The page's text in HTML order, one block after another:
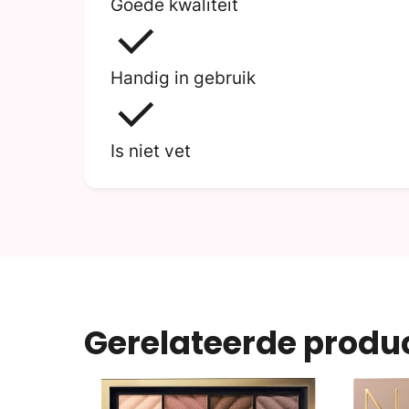
Goede kwaliteit
Handig in gebruik
Is niet vet
Gerelateerde